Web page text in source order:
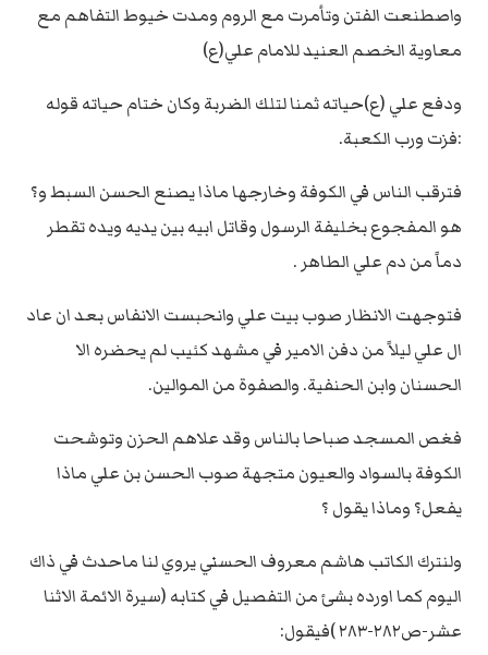
واصطنعت الفتن وتأمرت مع الروم ومدت خيوط التفاهم مع
معاوية الخصم العنيد للامام علي(ع)
ودفع علي (ع)حياته ثمنا لتلك الضربة وكان ختام حياته قوله
:فزت ورب الكعبة.
فترقب الناس في الكوفة وخارجها ماذا يصنع الحسن السبط و؟
هو المفجوع بخليفة الرسول وقاتل ابيه بين يديه ويده تقطر
دماً من دم علي الطاهر .
فتوجهت الانظار صوب بيت علي وانحبست الانفاس بعد ان عاد
ال علي ليلاً من دفن الامير في مشهد كئيب لم يحضره الا
الحسنان وابن الحنفية. والصفوة من الموالين.
فغص المسجد صباحا بالناس وقد علاهم الحزن وتوشحت
الكوفة بالسواد والعيون متجهة صوب الحسن بن علي ماذا
يفعل؟ وماذا يقول ؟
ولنترك الكاتب هاشم معروف الحسني يروي لنا ماحدث في ذاك
اليوم كما اورده بشئ من التفصيل في كتابه (سيرة الائمة الاثنا
عشر-ص٢٨٢-٢٨٣ )فيقول: